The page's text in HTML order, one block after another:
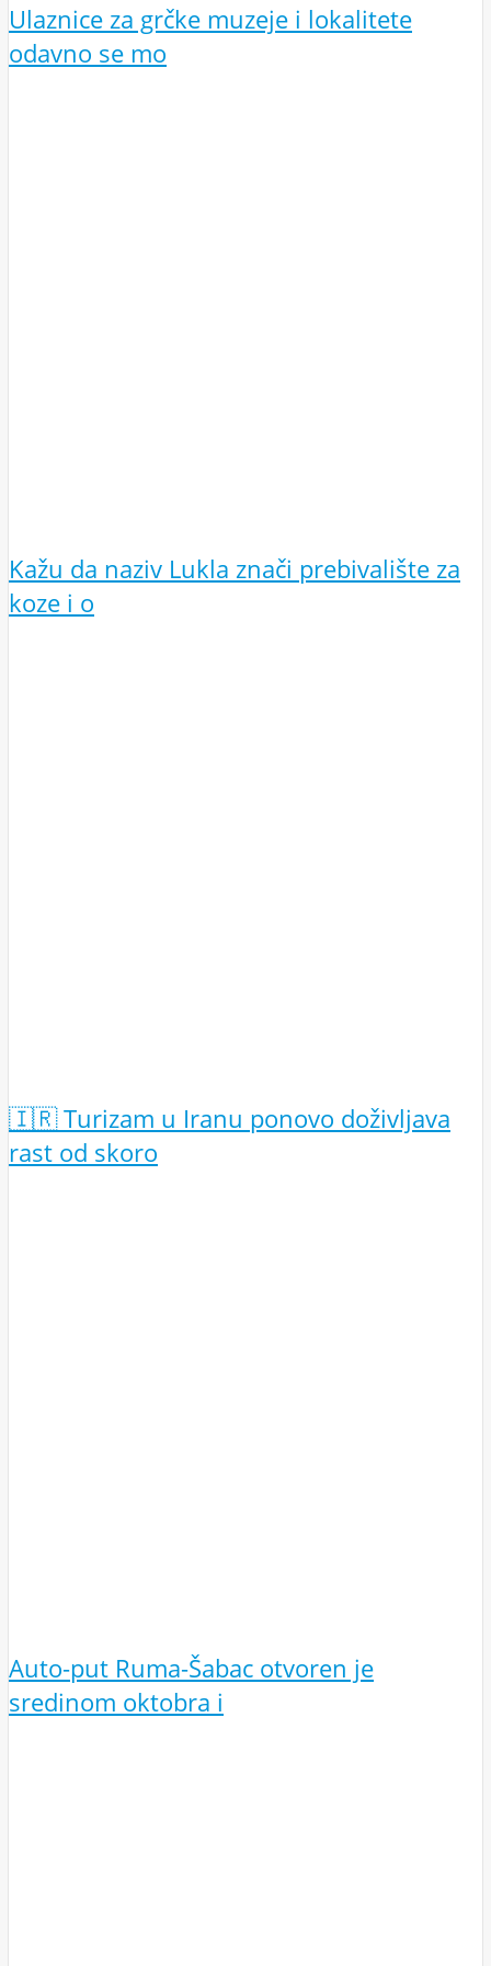
Ulaznice za grčke muzeje i lokalitete
odavno se mo
Kažu da naziv Lukla znači prebivalište za
koze i o
🇮🇷 Turizam u Iranu ponovo doživljava
rast od skoro
Auto-put Ruma-Šabac otvoren je
sredinom oktobra i